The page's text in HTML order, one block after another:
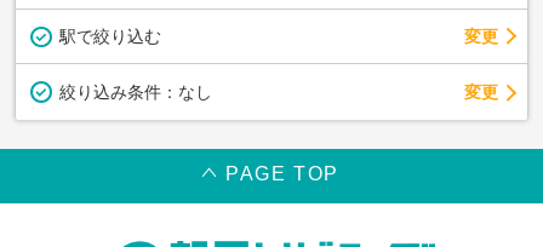
駅で絞り込む 変更
絞り込み条件： なし 変更
PAGE TOP